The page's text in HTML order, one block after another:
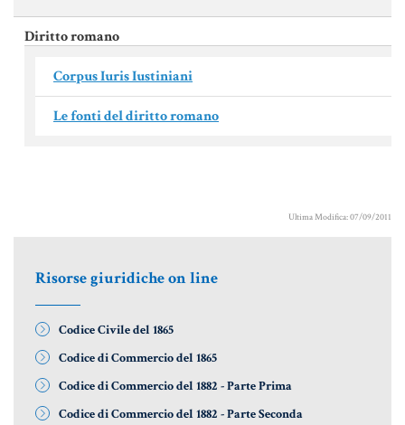
ANTIRICICLAGGIO
Diritto romano
Corpus Iuris Iustiniani
Le fonti del diritto romano
Ultima Modifica: 07/09/2011
Risorse giuridiche on line
Codice Civile del 1865
Codice di Commercio del 1865
Codice di Commercio del 1882 - Parte Prima
Codice di Commercio del 1882 - Parte Seconda